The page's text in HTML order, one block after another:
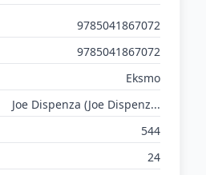
9785041867072
9785041867072
Eksmo
Joe Dispenza (Joe Dispenz...
544
24